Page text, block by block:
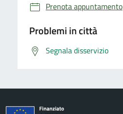
Prenota appuntamento
Problemi in città
Segnala disservizio